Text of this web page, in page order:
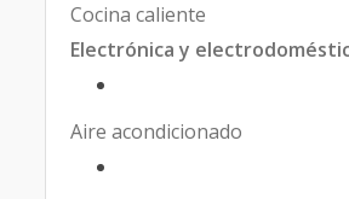
Cocina caliente
Electrónica y
Aire acondicionado